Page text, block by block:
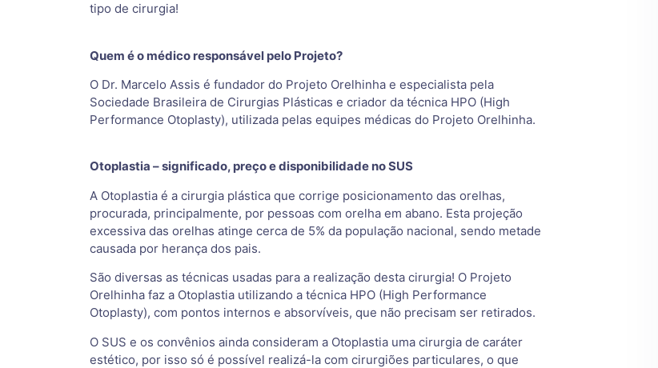
tipo de cirurgia!
Quem é o médico responsável pelo Projeto?
O Dr. Marcelo Assis é fundador do Projeto Orelhinha e especialista pela
Sociedade Brasileira de Cirurgias Plásticas e criador da técnica HPO (High
Performance Otoplasty), utilizada pelas equipes médicas do Projeto Orelhinha.
Otoplastia – significado, preço e disponibilidade no SUS
A Otoplastia é a cirurgia plástica que corrige posicionamento das orelhas,
procurada, principalmente, por pessoas com orelha em abano. Esta projeção
excessiva das orelhas atinge cerca de 5% da população nacional, sendo metade
causada por herança dos pais.
São diversas as técnicas usadas para a realização desta cirurgia! O Projeto
Orelhinha faz a Otoplastia utilizando a técnica HPO (High Performance
Otoplasty), com pontos internos e absorvíveis, que não precisam ser retirados.
O SUS e os convênios ainda consideram a Otoplastia uma cirurgia de caráter
estético, por isso só é possível realizá-la com cirurgiões particulares, o que